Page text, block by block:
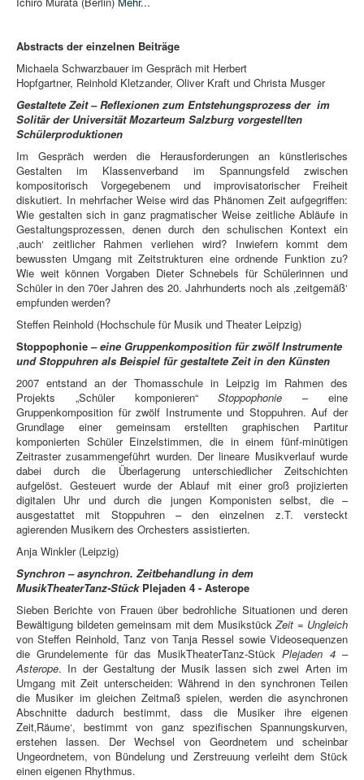
Abstracts der einzelnen Beiträge
Michaela Schwarzbauer im Gespräch mit Herbert
Hopfgartner, Reinhold Kletzander, Oliver Kraft und Christa Musger
Gestaltete Zeit – Reflexionen zum Entstehungsprozess der im
Solitär der Universität Mozarteum Salzburg vorgestellten
Schülerproduktionen
Im Gespräch werden die Herausforderungen an künstlerisches
Gestalten im Klassenverband im Spannungsfeld zwischen
kompositorisch Vorgegebenem und improvisatorischer Freiheit
diskutiert. In mehrfacher Weise wird das Phänomen Zeit aufgegriffen:
Wie gestalten sich in ganz pragmatischer Weise zeitliche Abläufe in
Gestaltungsprozessen, denen durch den schulischen Kontext ein
‚auch‘ zeitlicher Rahmen verliehen wird? Inwiefern kommt dem
bewussten Umgang mit Zeitstrukturen eine ordnende Funktion zu?
Wie weit können Vorgaben Dieter Schnebels für Schülerinnen und
Schüler in den 70er Jahren des 20. Jahrhunderts noch als ‚zeitgemäß‘
empfunden werden?
Steffen Reinhold (Hochschule für Musik und Theater Leipzig)
Stoppophonie – eine Gruppenkomposition für zwölf Instrumente
und Stoppuhren als Beispiel für gestaltete Zeit in den Künsten
2007 entstand an der Thomasschule in Leipzig im Rahmen des
Projekts „Schüler komponieren“Stoppophonie– eine
Gruppenkomposition für zwölf Instrumente und Stoppuhren. Auf der
Grundlage einer gemeinsam erstellten graphischen Partitur
komponierten Schüler Einzelstimmen, die in einem fünf-minütigen
Zeitraster zusammengeführt wurden. Der lineare Musikverlauf wurde
dabei durch die Überlagerung unterschiedlicher Zeitschichten
aufgelöst. Gesteuert wurde der Ablauf mit einer groß projizierten
digitalen Uhr und durch die jungen Komponisten selbst, die –
ausgestattet mit Stoppuhren – den einzelnen z.T. versteckt
agierenden Musikern des Orchesters assistierten.
Anja Winkler (Leipzig)
Synchron – asynchron. Zeitbehandlung in dem
MusikTheaterTanz-Stück Plejaden 4 - Asterope
Sieben Berichte von Frauen über bedrohliche Situationen und deren
Bewältigung bildeten gemeinsam mit dem MusikstückZeit = Ungleich
von Steffen Reinhold, Tanz von Tanja Ressel sowie Videosequenzen
die Grundelemente für das MusikTheaterTanz-StückPlejaden 4 –
Asterope. In der Gestaltung der Musik lassen sich zwei Arten im
Umgang mit Zeit unterscheiden: Während in den synchronen Teilen
die Musiker im gleichen Zeitmaß spielen, werden die asynchronen
Abschnitte dadurch bestimmt, dass die Musiker ihre eigenen
Zeit‚Räume‘, bestimmt von ganz spezifischen Spannungskurven,
erstehen lassen. Der Wechsel von Geordnetem und scheinbar
Ungeordnetem, von Bündelung und Zerstreuung verleiht dem Stück
einen eigenen Rhythmus.